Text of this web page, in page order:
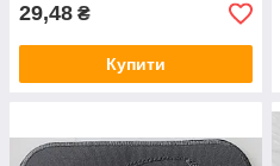
29,48 ₴
Купити